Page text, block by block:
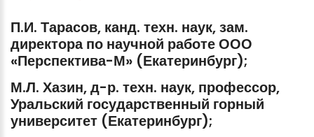
П.И. Тарасов, канд. техн. наук,зам.
директора по научной работеООО
«Перспектива-М» (Екатеринбург);
М.Л. Хазин,д-р. техн. наук, профессор,
Уральский государственный горный
университет (Екатеринбург);